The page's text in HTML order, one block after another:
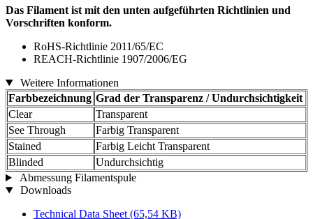
Das Filament ist mit den unten aufgeführten Richtlinien und
Vorschriften konform.
RoHS-Richtlinie 2011/65/EC
REACH-Richtlinie 1907/2006/EG
Weitere Informationen
Farbbezeichnung Grad der Transparenz / Undurchsichtigkeit
Clear
Transparent
See Through
Farbig Transparent
Stained
Farbig Leicht Transparent
Blinded
Undurchsichtig
Abmessung Filamentspule
Downloads
Technical Data Sheet (65,54 KB)